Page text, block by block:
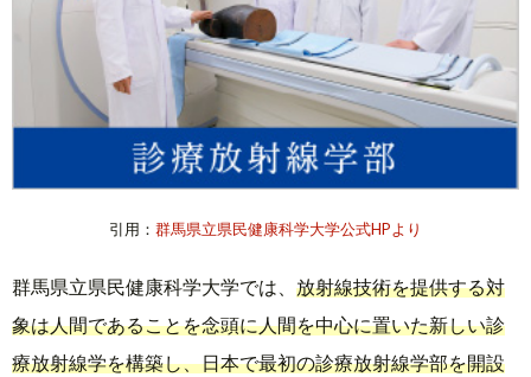
引用： 群馬県立県民健康科学大学公式HPより
群馬県立県民健康科学大学では、 放射線技術を提供する対
象は人間であることを念頭に人間を中心に置いた新しい診
療放射線学を構築し、日本で最初の診療放射線学部を開設